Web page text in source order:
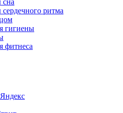
ритма
гигиены
фитнеса